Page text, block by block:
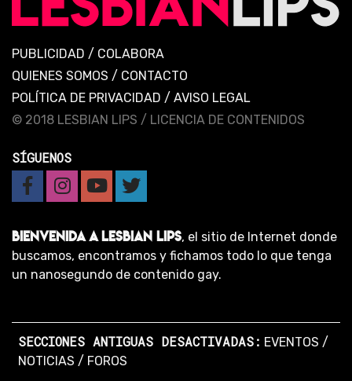
PUBLICIDAD / COLABORA
QUIENES SOMOS / CONTACTO
POLÍTICA DE PRIVACIDAD / AVISO LEGAL
© 2018 LESBIAN LIPS / LICENCIA DE CONTENIDOS
SÍGUENOS
BIENVENIDA A LESBIAN LIPS, el sitio de Internet donde
buscamos, encontramos y fichamos todo lo que tenga
un nanosegundo de contenido gay.
SECCIONES ANTIGUAS DESACTIVADAS: EVENTOS /
NOTICIAS / FOROS